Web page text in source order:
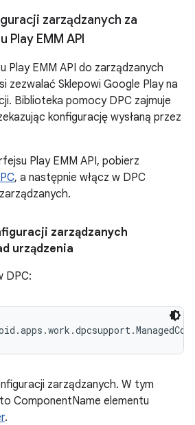
zarządzanych za
EMM API
Play EMM API do zarządzanych
zezwalać Sklepowi Google Play na
Biblioteka pomocy DPC zajmuje
konfigurację wysłaną przez
Play EMM API, pobierz
, a następnie włącz w DPC
zarządzanych
urządzenia
DPC:
zarządzanych. W tym
ComponentName elementu
.